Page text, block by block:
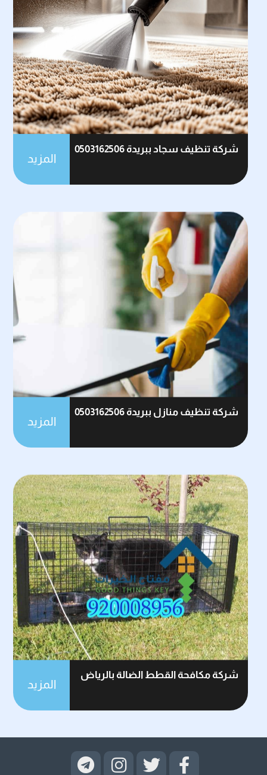
شركة تنظيف سجاد ببريدة 0503162506
المزيد
شركة تنظيف منازل ببريدة 0503162506
المزيد
شركة مكافحة القطط الضالة بالرياض
المزيد